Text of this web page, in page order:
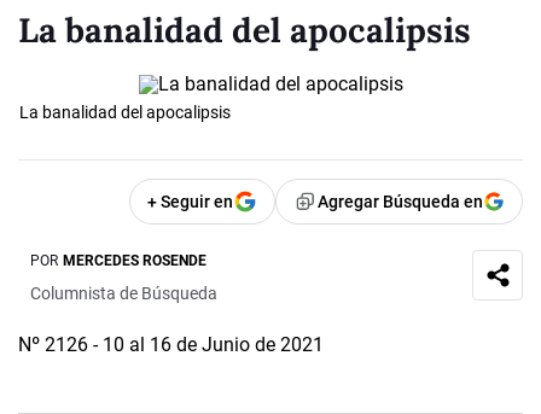
La banalidad del apocalipsis
La banalidad del apocalipsis
+ Seguir en Agregar Búsqueda en
POR MERCEDES ROSENDE
Columnista de Búsqueda
Nº 2126 - 10 al 16 de Junio de 2021